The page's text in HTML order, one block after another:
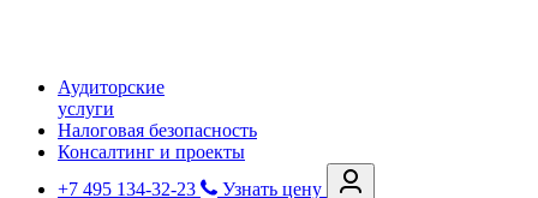
Аудиторские
услуги
Налоговая безопасность
Консалтинг и проекты
+7 495 134-32-23
Узнать цену